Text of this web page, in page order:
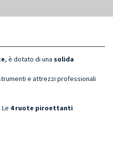
, è dotato di una solida
e attrezzi professionali
4 ruote piroettanti